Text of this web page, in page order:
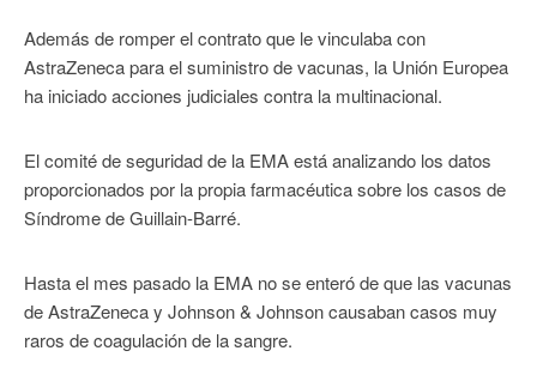
Además de romper el contrato que le vinculaba con
AstraZeneca para el suministro de vacunas, la Unión Europea
ha iniciado acciones judiciales contra la multinacional.
El comité de seguridad de la EMA está analizando los datos
proporcionados por la propia farmacéutica sobre los casos de
Síndrome de Guillain-Barré.
Hasta el mes pasado la EMA no se enteró de que las vacunas
de AstraZeneca y Johnson & Johnson causaban casos muy
raros de coagulación de la sangre.